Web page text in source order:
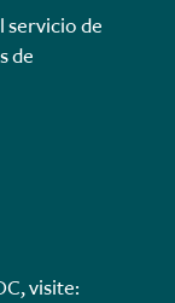
servicio de
de
visite: